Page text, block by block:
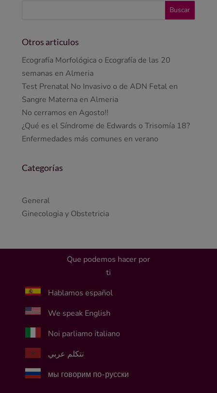
Otros articulos
Ecografía Morfológica o Ecografía de las 20
semanas en Almeria
Test Prenatal No Invasivo o de ADN Fetal en
Sangre Materna en Almeria
No cerramos en Agosto!!
¿Qué es el Síndrome de Edwards o Trisomía 18?
Enfermedades más comunes en verano
Categorías
General
Ginecologia y Obstetricia
Que podemos hacer por
ti
Hablamos español
We speak English
Noi parliamo italiano
نتكلم عربي
мы говорим по-русски